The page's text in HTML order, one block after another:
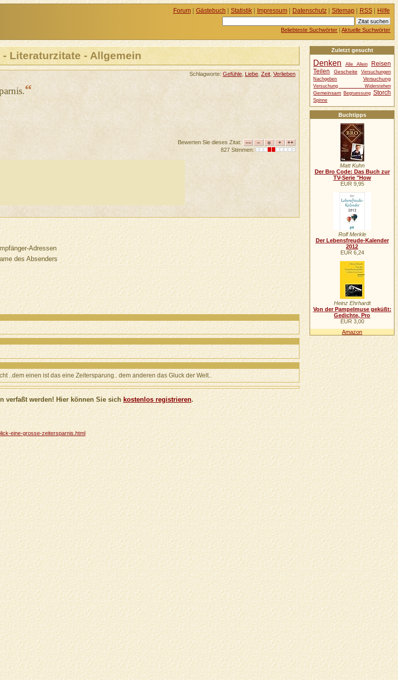
- Literaturzitate - Allgemein
Schlagworte: Gefühle, Liebe, Zeit, Verlieben
“
Bewerten Sie dieses Zitat:
827 Stimmen:
Adressen
des Absenders
..dem einen ist das eine Zeitersparung.. dem anderen das Gluck der Welt..
verfaßt werden! Hier können Sie sichkostenlos registrieren.
eine-grosse-zeitersparnis.html
Zuletzt gesucht
Denken Alle Allein
Reisen
Teilen
Gescheite
Versuchungen
Nachgeben
Versuchung
Versuchung Widerstehen
Gemeinsam Begruessung Storch
Spinne
Buchtipps
Matt Kuhn
Der Bro Code: Das Buch zur
TV-Serie "How
EUR 9,95
Rolf Merkle
Der Lebensfreude-Kalender
2012
EUR 6,24
Heinz Ehrhardt
Von der Pampelmuse geküßt:
Gedichte, Pro
EUR 3,00
Amazon
Forum| Gästebuch | Statistik| Impressum| Datenschutz| Sitemap| RSS| Hilfe
Beliebteste Suchwörter |Aktuelle Suchwörter